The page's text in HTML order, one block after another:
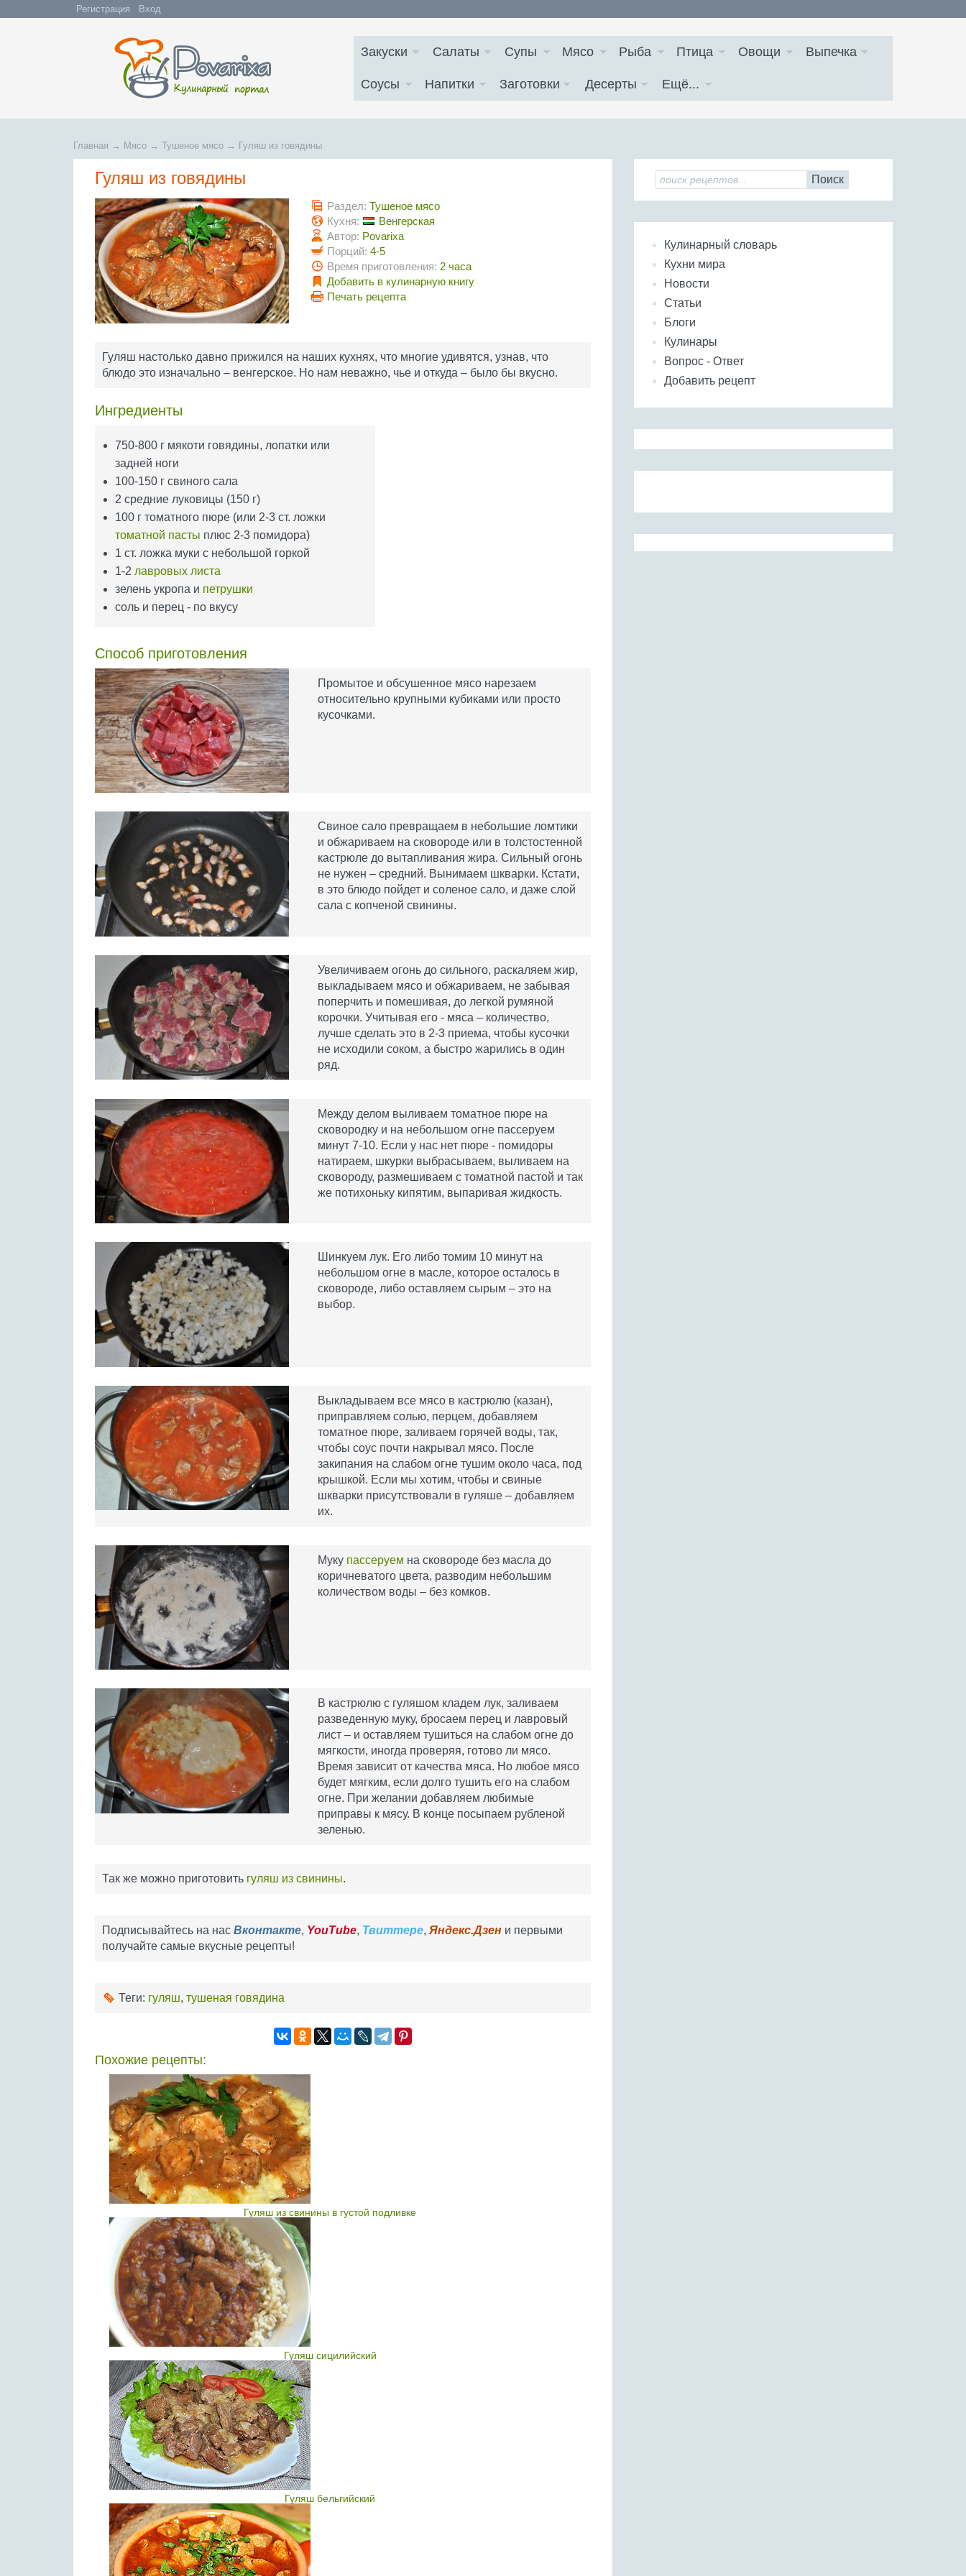
Регистрация Вход
Закуски Салаты Супы Мясо Рыба Птица Овощи Выпечка
Соусы Напитки Заготовки Десерты Ещё...
Главная → Мясо → Тушеное мясо → Гуляш из говядины
Гуляш из говядины
Раздел: Тушеное мясо
Кухня:
Венгерская
Автор: Povarixa
Порций: 4-5
Время приготовления: 2 часа
Добавить в кулинарную книгу
Печать рецепта
Гуляш настолько давно прижился на наших кухнях, что многие удивятся, узнав, что
блюдо это изначально – венгерское. Но нам неважно, чье и откуда – было бы вкусно.
Ингредиенты
750-800 г мякоти говядины, лопатки или
задней ноги
100-150 г свиного сала
2 средние луковицы (150 г)
100 г томатного пюре (или 2-3 ст. ложки
томатной пасты плюс 2-3 помидора)
1 ст. ложка муки с небольшой горкой
1-2 лавровых листа
зелень укропа и петрушки
соль и перец - по вкусу
Способ приготовления
Промытое и обсушенное мясо нарезаем
относительно крупными кубиками или просто
кусочками.
Свиное сало превращаем в небольшие ломтики
и обжариваем на сковороде или в толстостенной
кастрюле до вытапливания жира. Сильный огонь
не нужен – средний. Вынимаем шкварки. Кстати,
в это блюдо пойдет и соленое сало, и даже слой
сала с копченой свинины.
Увеличиваем огонь до сильного, раскаляем жир,
выкладываем мясо и обжариваем, не забывая
поперчить и помешивая, до легкой румяной
корочки. Учитывая его - мяса – количество,
лучше сделать это в 2-3 приема, чтобы кусочки
не исходили соком, а быстро жарились в один
ряд.
Между делом выливаем томатное пюре на
сковородку и на небольшом огне пассеруем
минут 7-10. Если у нас нет пюре - помидоры
натираем, шкурки выбрасываем, выливаем на
сковороду, размешиваем с томатной пастой и так
же потихоньку кипятим, выпаривая жидкость.
Шинкуем лук. Его либо томим 10 минут на
небольшом огне в масле, которое осталось в
сковороде, либо оставляем сырым – это на
выбор.
Выкладываем все мясо в кастрюлю (казан),
приправляем солью, перцем, добавляем
томатное пюре, заливаем горячей воды, так,
чтобы соус почти накрывал мясо. После
закипания на слабом огне тушим около часа, под
крышкой. Если мы хотим, чтобы и свиные
шкварки присутствовали в гуляше – добавляем
их.
Муку пассеруем на сковороде без масла до
коричневатого цвета, разводим небольшим
количеством воды – без комков.
В кастрюлю с гуляшом кладем лук, заливаем
разведенную муку, бросаем перец и лавровый
лист – и оставляем тушиться на слабом огне до
мягкости, иногда проверяя, готово ли мясо.
Время зависит от качества мяса. Но любое мясо
будет мягким, если долго тушить его на слабом
огне. При желании добавляем любимые
приправы к мясу. В конце посыпаем рубленой
зеленью.
Так же можно приготовить гуляш из свинины.
Подписывайтесь на нас Вконтакте, YouTube, Твиттере, Яндекс.Дзен и первыми
получайте самые вкусные рецепты!
Теги: гуляш, тушеная говядина
Похожие рецепты:
Гуляш из свинины в густой подливке
Гуляш сицилийский
Гуляш бельгийский
Поиск
Кулинарный словарь
Кухни мира
Новости
Статьи
Блоги
Кулинары
Вопрос - Ответ
Добавить рецепт